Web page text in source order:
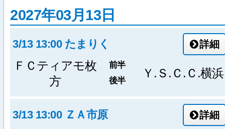
2027年03月13日
3/13 13:00 たまりく 詳細
ＦＣティアモ枚
方
前半
Ｙ.Ｓ.Ｃ.Ｃ.横浜
後半
3/13 13:00 ＺＡ市原 詳細